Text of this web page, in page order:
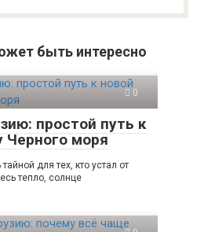
быть интересно
0
простой путь к
Черного моря
для тех, кто устал от
тепло, солнце